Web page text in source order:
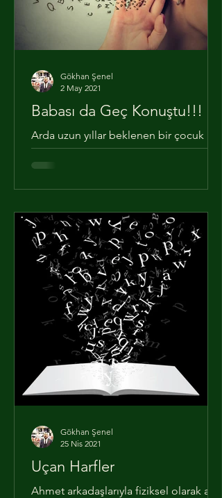
Babası da Geç Konuştu!!!
Arda uzun yıllar beklenen bir çocuk
olarak dünyaya gelmişti. Annesi ve
babası uzun ve yorucu bir tedavinin
Gökhan Şenel
2 May 2021
Uçan Harfler
Ahmet arkadaşlarıyla fiziksel olarak aynı
Gökhan Şenel
25 Nis 2021